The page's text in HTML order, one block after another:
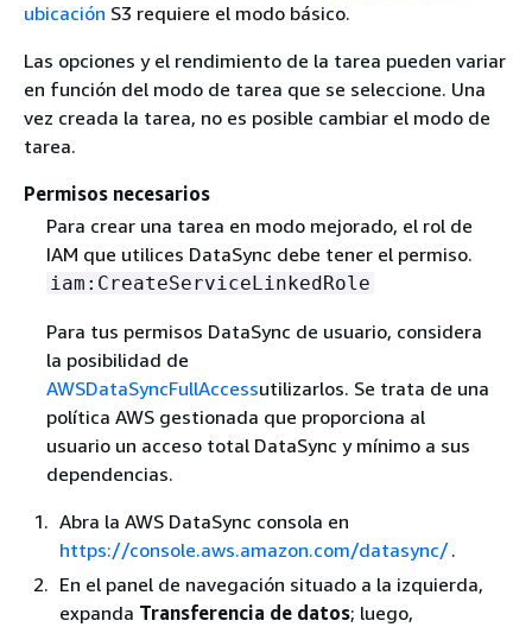
ubicación S3 requiere el modo básico.
Las opciones y el rendimiento de la tarea pueden variar
en función del modo de tarea que se seleccione. Una
vez creada la tarea, no es posible cambiar el modo de
tarea.
Permisos necesarios
Para crear una tarea en modo mejorado, el rol de
IAM que utilices DataSync debe tener el permiso.
iam:CreateServiceLinkedRole
Para tus permisos DataSync de usuario, considera
la posibilidad de
AWSDataSyncFullAccessutilizarlos. Se trata de una
política AWS gestionada que proporciona al
usuario un acceso total DataSync y mínimo a sus
dependencias.
Abra la AWS DataSync consola en
https://console.aws.amazon.com/datasync/.
En el panel de navegación situado a la izquierda,
expanda Transferencia de datos; luego,